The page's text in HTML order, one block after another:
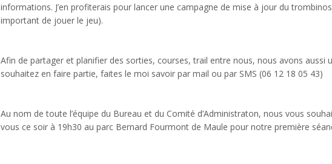
informations. J’en profiterais pour lancer une campagne de mise à jour du
important de jouer le jeu).
Afin de partager et planifier des sorties, courses, trail entre nous, nous avons aussi
souhaitez en faire partie, faites le moi savoir par mail ou par SMS (06 12 18 05 43)
Au nom de toute l’équipe du Bureau et du Comité d’Administraton, nous vous
vous ce soir à 19h30 au parc Bernard Fourmont de Maule pour notre première